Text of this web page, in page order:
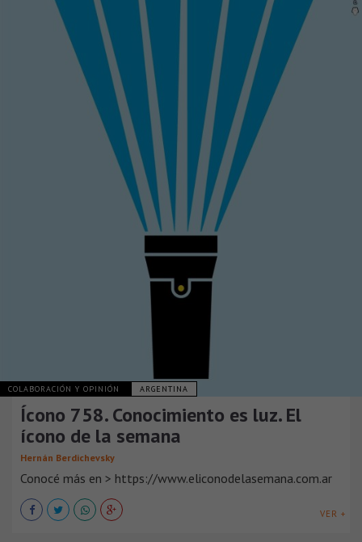
COLABORACIÓN Y OPINIÓN ARGENTINA
Ícono 758. Conocimiento es luz. El
ícono de la semana
Hernán Berdichevsky
Conocé más en > https://www.eliconodelasemana.com.ar
VER +